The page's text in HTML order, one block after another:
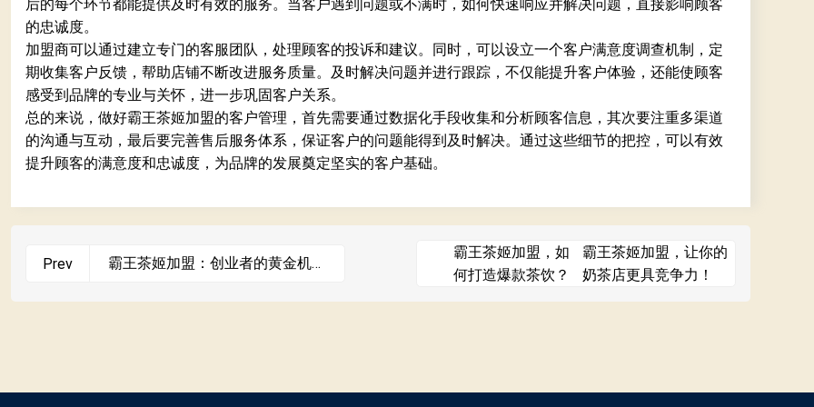
后的每个环节都能提供及时有效的服务。当客户遇到问题或不满时，如何快速响应并解决问题，直接影响顾客
的忠诚度。
加盟商可以通过建立专门的客服团队，处理顾客的投诉和建议。同时，可以设立一个客户满意度调查机制，定
期收集客户反馈，帮助店铺不断改进服务质量。及时解决问题并进行跟踪，不仅能提升客户体验，还能使顾客
感受到品牌的专业与关怀，进一步巩固客户关系。
总的来说，做好霸王茶姬加盟的客户管理，首先需要通过数据化手段收集和分析顾客信息，其次要注重多渠道
的沟通与互动，最后要完善售后服务体系，保证客户的问题能得到及时解决。通过这些细节的把控，可以有效
提升顾客的满意度和忠诚度，为品牌的发展奠定坚实的客户基础。
Prev
霸王茶姬加盟：创业者的黄金机
霸王茶姬加盟，如
何打造爆款茶饮？
霸王茶姬加盟，让你的
奶茶店更具竞争力！